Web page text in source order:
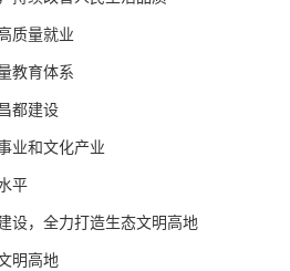
质量就业
教育体系
都建设
业和文化产业
平
设， 全力打造生态文明高地
明高地